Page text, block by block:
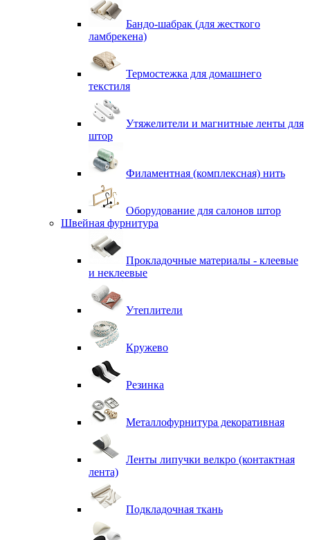
Бандо-шабрак (для жесткого
ламбрекена)
Термостежка для домашнего
текстиля
Утяжелители и магнитные ленты для
штор
Филаментная (комплексная) нить
Оборудование для салонов штор
Швейная фурнитура
Прокладочные материалы - клеевые
и неклеевые
Утеплители
Кружево
Резинка
Металлофурнитура декоративная
Ленты липучки велкро (контактная
лента)
Подкладочная ткань